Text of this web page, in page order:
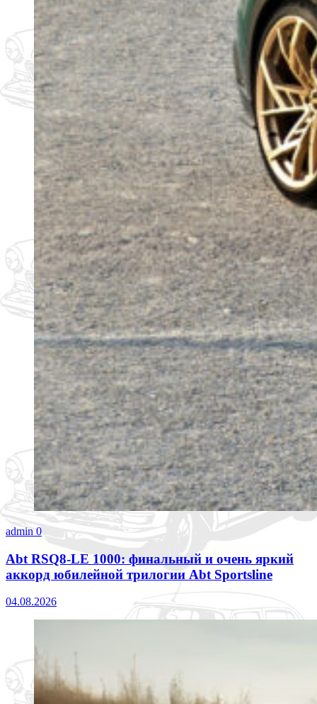
admin 0
Abt RSQ8-LE 1000: финальный и очень яркий
аккорд юбилейной трилогии Abt Sportsline
04.08.2026